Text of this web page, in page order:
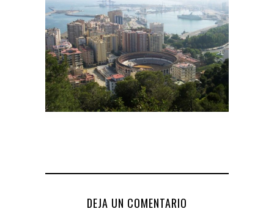
DEJA UN COMENTARIO